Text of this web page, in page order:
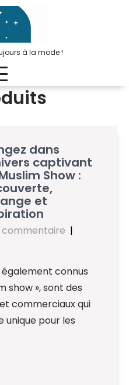
à la mode !
dans
captivant
Show :
et
commentaire |
également connus
show », sont des
commerciaux qui
pour les